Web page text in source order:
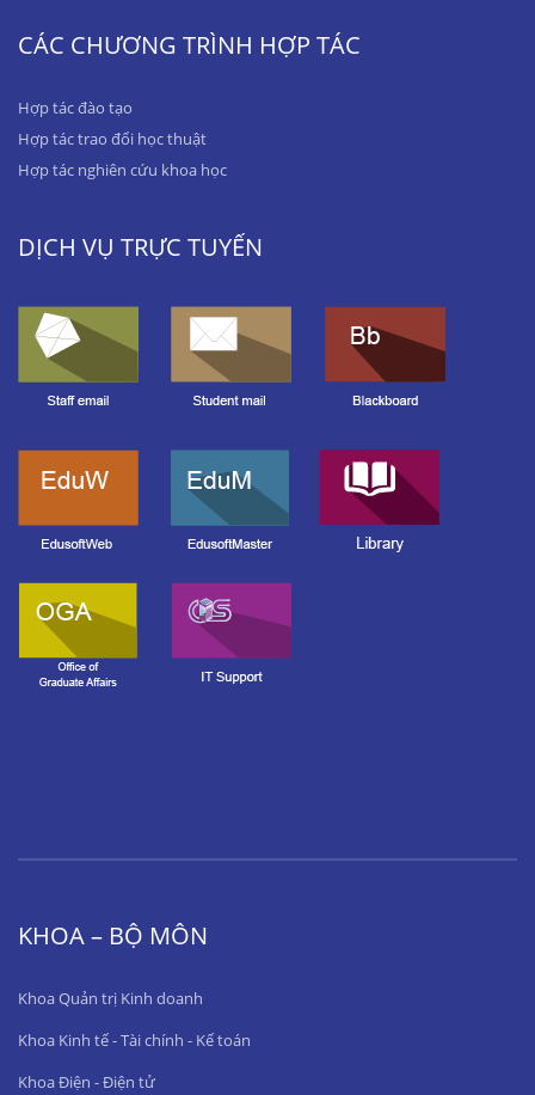
CÁC CHƯƠNG TRÌNH HỢP TÁC
Hợp tác đào tạo
Hợp tác trao đổi học thuật
Hợp tác nghiên cứu khoa học
DỊCH VỤ TRỰC TUYẾN
KHOA – BỘ MÔN
Khoa Quản trị Kinh doanh
Khoa Kinh tế - Tài chính - Kế toán
Khoa Điện - Điện tử